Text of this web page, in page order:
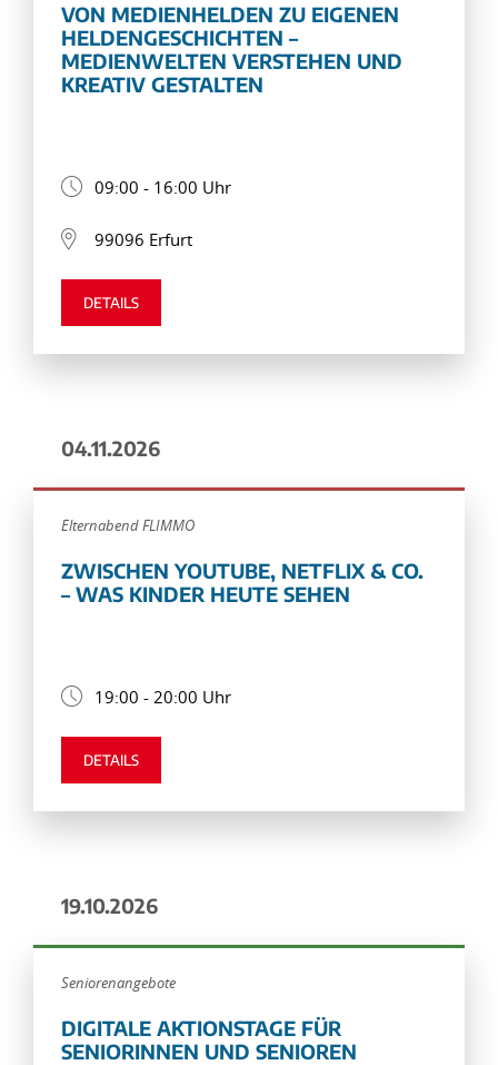
VON MEDIENHELDEN ZU EIGENEN
HELDENGESCHICHTEN –
MEDIENWELTEN VERSTEHEN UND
KREATIV GESTALTEN
09:00 - 16:00 Uhr
99096 Erfurt
DETAILS
04.11.2026
Elternabend FLIMMO
ZWISCHEN YOUTUBE, NETFLIX & CO.
– WAS KINDER HEUTE SEHEN
19:00 - 20:00 Uhr
DETAILS
19.10.2026
Seniorenangebote
DIGITALE AKTIONSTAGE FÜR
SENIORINNEN UND SENIOREN